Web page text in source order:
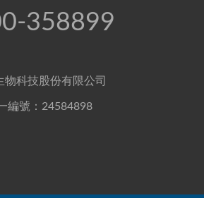
358899
物科技股份有限公司
編號：24584898